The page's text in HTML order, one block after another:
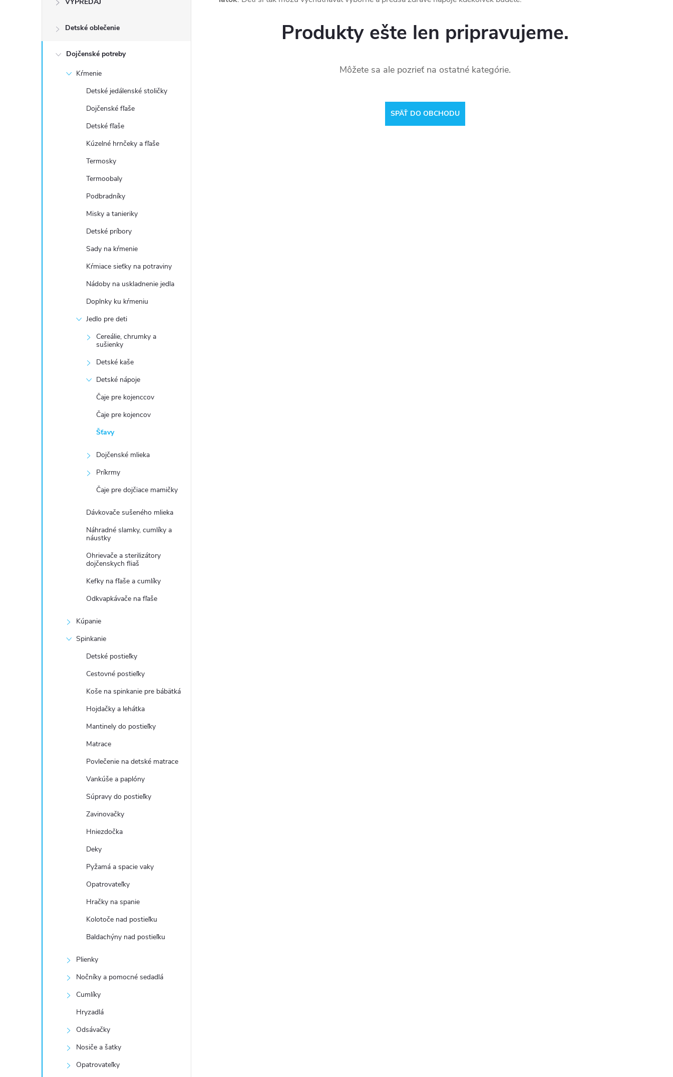
ý
Detské oblečenie
Dojčenské potreby
Kŕmenie
Detské jedálenské stoličky
Dojčenské fľaše
Detské fľaše
Kúzelné hrnčeky a fľaše
Termosky
Termoobaly
Podbradníky
Misky a tanieriky
Detské príbory
Sady na kŕmenie
Kŕmiace sieťky na potraviny
Nádoby na uskladnenie jedla
Doplnky ku kŕmeniu
Jedlo pre deti
Cereálie, chrumky a
sušienky
Detské kaše
Detské nápoje
Čaje pre kojenccov
Čaje pre kojencov
Šťavy
Dojčenské mlieka
Príkrmy
Čaje pre dojčiace mamičky
Dávkovače sušeného mlieka
Náhradné slamky, cumlíky a
náustky
Ohrievače a sterilizátory
dojčenskych fliaš
Kefky na fľaše a cumlíky
Odkvapkávače na fľaše
Kúpanie
Spinkanie
Detské postieľky
Cestovné postieľky
Koše na spinkanie pre bábätká
Hojdačky a lehátka
Mantinely do postieľky
Matrace
Povlečenie na detské matrace
Vankúše a paplóny
Súpravy do postieľky
Zavinovačky
Hniezdočka
Deky
Pyžamá a spacie vaky
Opatrovateľky
Hračky na spanie
Kolotoče nad postieľku
Baldachýny nad postieľku
Plienky
Nočníky a pomocné sedadlá
Cumlíky
Hryzadlá
Odsávačky
Nosiče a šatky
Opatrovateľky
Produkty ešte len pripravujeme.
Môžete sa ale pozrieť na ostatné kategórie.
SPÄŤ DO OBCHODU